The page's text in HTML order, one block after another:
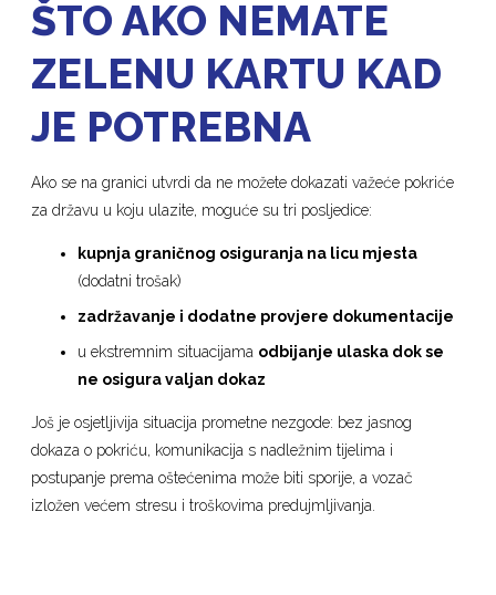
ŠTO AKO NEMATE
ZELENU KARTU KAD
JE POTREBNA
Ako se na granici utvrdi da ne možete dokazati važeće pokriće
za državu u koju ulazite, moguće su tri posljedice:
kupnja graničnog osiguranja na licu mjesta
(dodatni trošak)
zadržavanje i dodatne provjere dokumentacije
u ekstremnim situacijama odbijanje ulaska dok se
ne osigura valjan dokaz
Još je osjetljivija situacija prometne nezgode: bez jasnog
dokaza o pokriću, komunikacija s nadležnim tijelima i
postupanje prema oštećenima može biti sporije, a vozač
izložen većem stresu i troškovima predujmljivanja.